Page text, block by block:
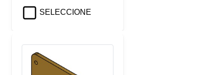
SELECCIONE